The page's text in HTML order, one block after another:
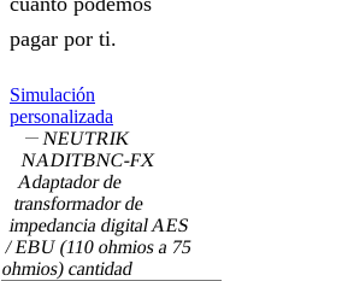
pagar por ti.
Simulación
personalizada
NEUTRIK
NADITBNC-FX
Adaptador de
transformador de
impedancia digital AES
/ EBU (110 ohmios a 75
ohmios) cantidad